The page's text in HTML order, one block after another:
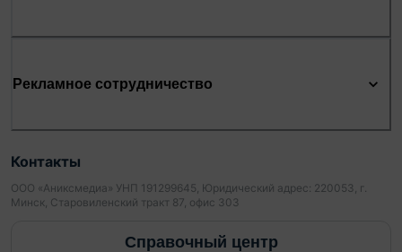
Рекламное сотрудничество
Контакты
ООО «Аниксмедиа» УНП 191299645, Юридический адрес: 220053, г.
Минск, Старовиленский тракт 87, офис 303
Справочный центр